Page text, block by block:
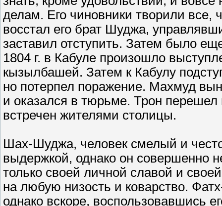
делам. Его чиновники творили все,
восстал его брат Шуджа,
заставил отступить. Затем было
1804 г. в Кабуле произошло
кызылбашей. Затем к Кабулу
но потерпел поражение. Махмуд
и оказался в тюрьме. Трон
встречен жителями столицы.
Шах-Шуджа, человек смелый и
выдержкой, однако он совершенно
только своей личной славой и
на любую низость и коварство.
однако вскоре, воспользовавшись